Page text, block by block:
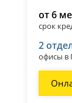
от 6
срок
2
офисы в